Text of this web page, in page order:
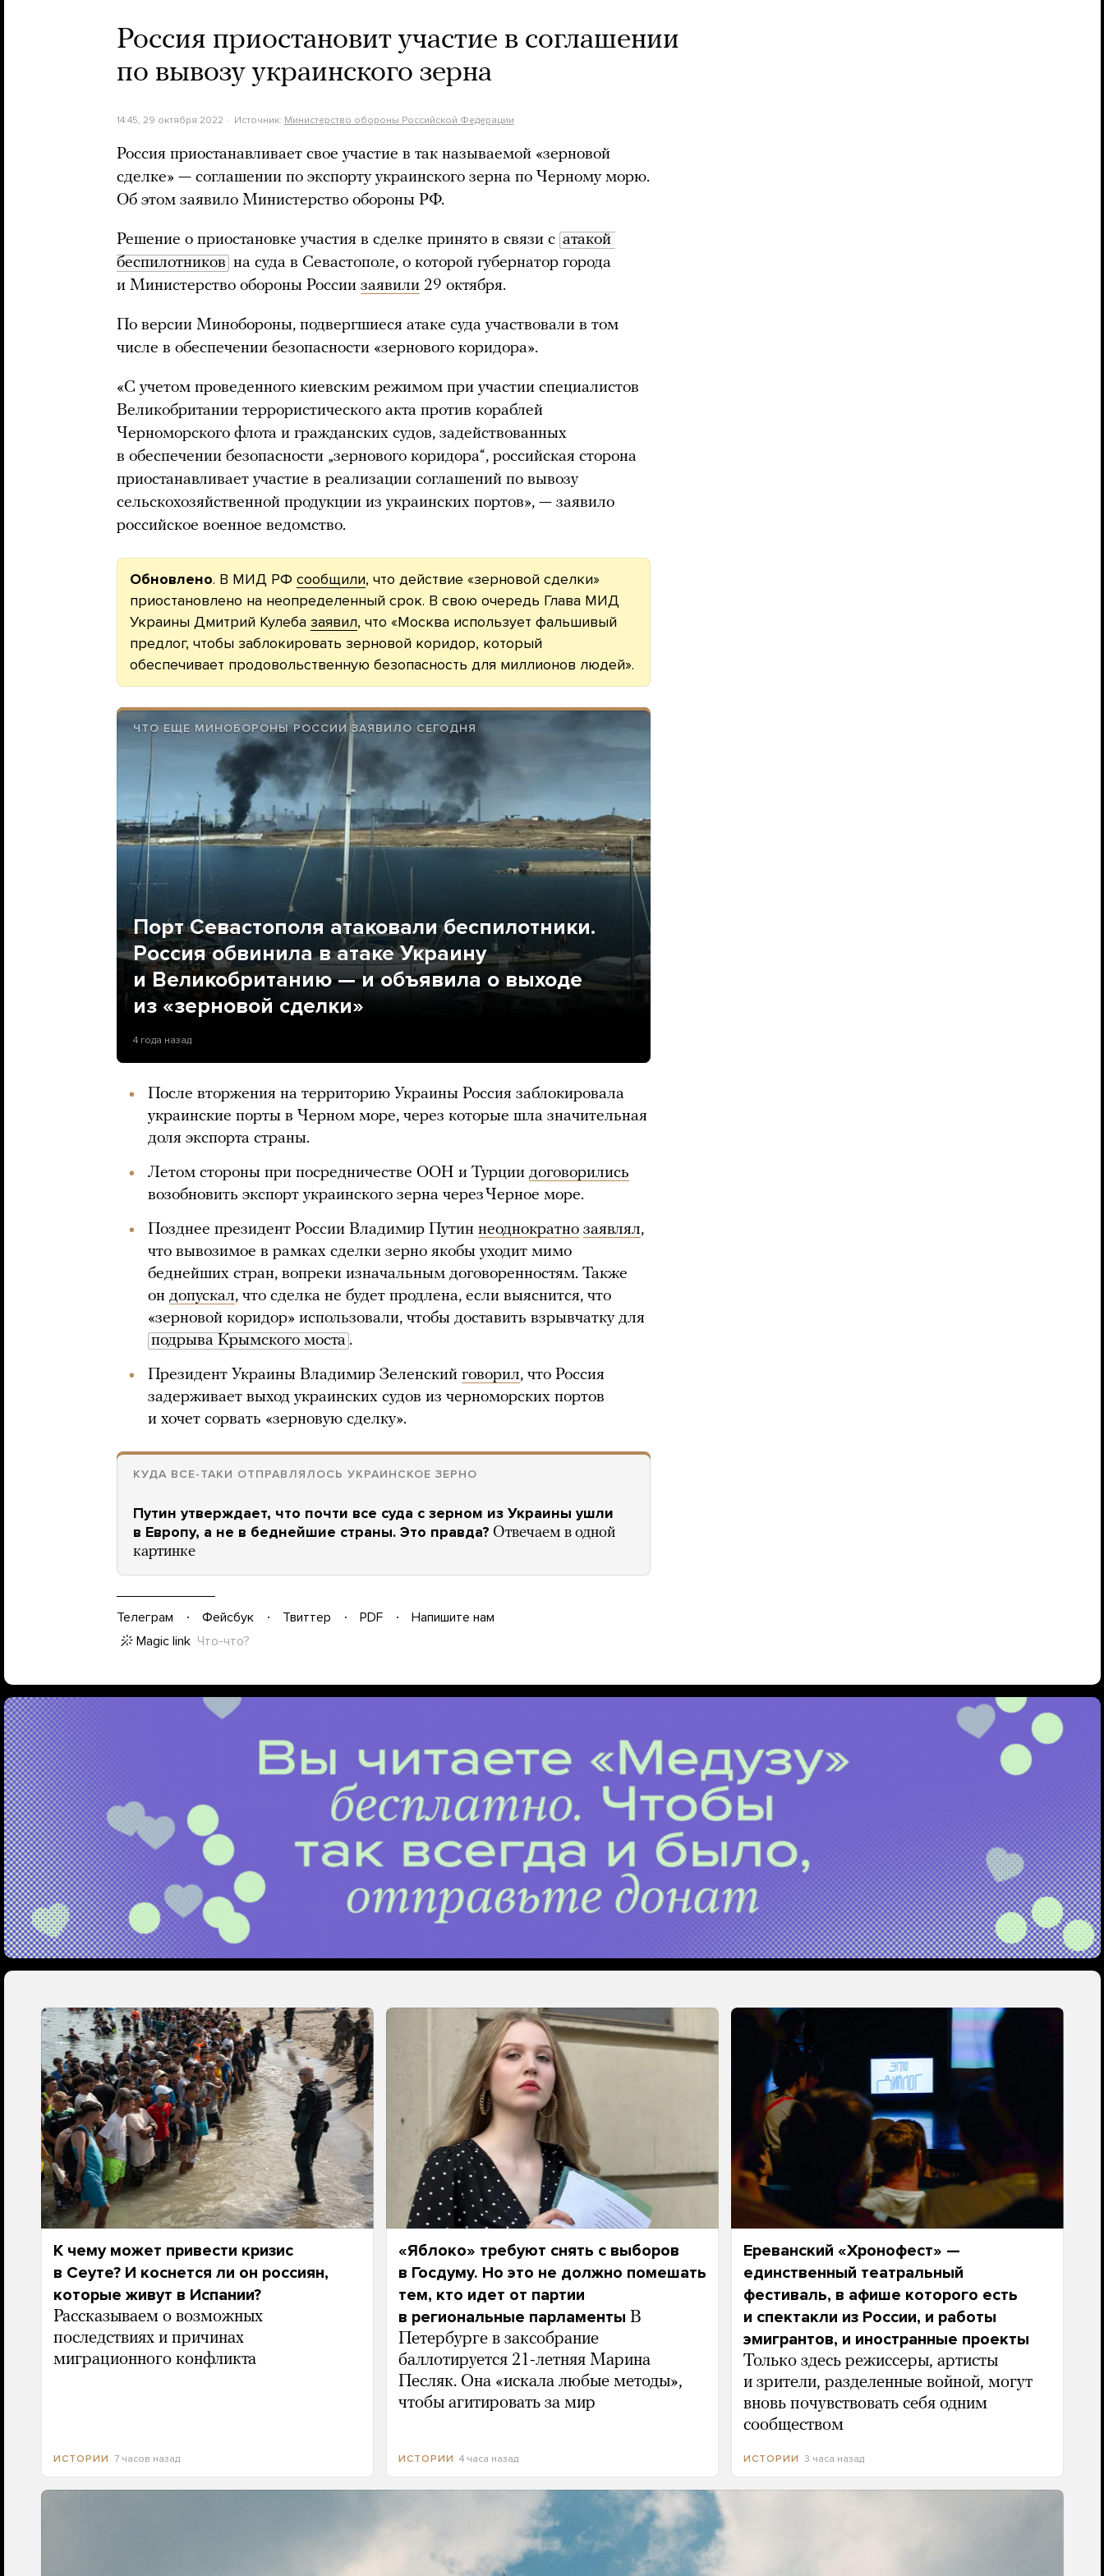
Россия приостановит участие в соглашении
по вывозу украинского зерна
14:45, 29 октября 2022 Источник: Министерство обороны Российской Федерации
Россия приостанавливает свое участие в так называемой «зерновой
сделке» — соглашении по экспорту украинского зерна по Черному морю.
Об этом заявило Министерство обороны РФ.
Решение о приостановке участия в сделке принято в связи с атакой
беспилотников на суда в Севастополе, о которой губернатор города
и Министерство обороны России заявили 29 октября.
По версии Минобороны, подвергшиеся атаке суда участвовали в том
числе в обеспечении безопасности «зернового коридора».
«С учетом проведенного киевским режимом при участии специалистов
Великобритании террористического акта против кораблей
Черноморского флота и гражданских судов, задействованных
в обеспечении безопасности „зернового коридора“, российская сторона
приостанавливает участие в реализации соглашений по вывозу
сельскохозяйственной продукции из украинских портов», — заявило
российское военное ведомство.
Обновлено. В МИД РФ сообщили, что действие «зерновой сделки»
приостановлено на неопределенный срок. В свою очередь Глава МИД
Украины Дмитрий Кулеба заявил, что «Москва использует фальшивый
предлог, чтобы заблокировать зерновой коридор, который
обеспечивает продовольственную безопасность для миллионов людей».
ЧТО ЕЩЕ МИНОБОРОНЫ РОССИИ ЗАЯВИЛО СЕГОДНЯ
Порт Севастополя атаковали беспилотники.
Россия обвинила в атаке Украину
и Великобританию — и объявила о выходе
из «зерновой сделки»
4 года назад
После вторжения на территорию Украины Россия заблокировала
украинские порты в Черном море, через которые шла значительная
доля экспорта страны.
Летом стороны при посредничестве ООН и Турции договорились
возобновить экспорт украинского зерна через Черное море.
Позднее президент России Владимир Путин неоднократно заявлял,
что вывозимое в рамках сделки зерно якобы уходит мимо
беднейших стран, вопреки изначальным договоренностям. Также
он допускал, что сделка не будет продлена, если выяснится, что
«зерновой коридор» использовали, чтобы доставить взрывчатку для
подрыва Крымского моста .
Президент Украины Владимир Зеленский говорил, что Россия
задерживает выход украинских судов из черноморских портов
и хочет сорвать «зерновую сделку».
КУДА ВСЕ-ТАКИ ОТПРАВЛЯЛОСЬ УКРАИНСКОЕ ЗЕРНО
Путин утверждает, что почти все суда с зерном из Украины ушли
в Европу, а не в беднейшие страны. Это правда? Отвечаем в одной
картинке
Телеграм Фейсбук Твиттер PDF
Напишите нам
Magic link Что-что?
К чему может привести кризис
в Сеуте? И коснется ли он россиян,
которые живут в Испании?
Рассказываем о возможных
последствиях и причинах
миграционного конфликта
ИСТОРИИ 7 часов назад
«Яблоко» требуют снять с выборов
в Госдуму. Но это не должно помешать
тем, кто идет от партии
в региональные парламенты В
Петербурге в заксобрание
баллотируется 21-летняя Марина
Песляк. Она «искала любые методы»,
чтобы агитировать за мир
ИСТОРИИ 4 часа назад
Ереванский «Хронофест» —
единственный театральный
фестиваль, в афише которого есть
и спектакли из России, и работы
эмигрантов, и иностранные проекты
Только здесь режиссеры, артисты
и зрители, разделенные войной, могут
вновь почувствовать себя одним
сообществом
ИСТОРИИ 3 часа назад